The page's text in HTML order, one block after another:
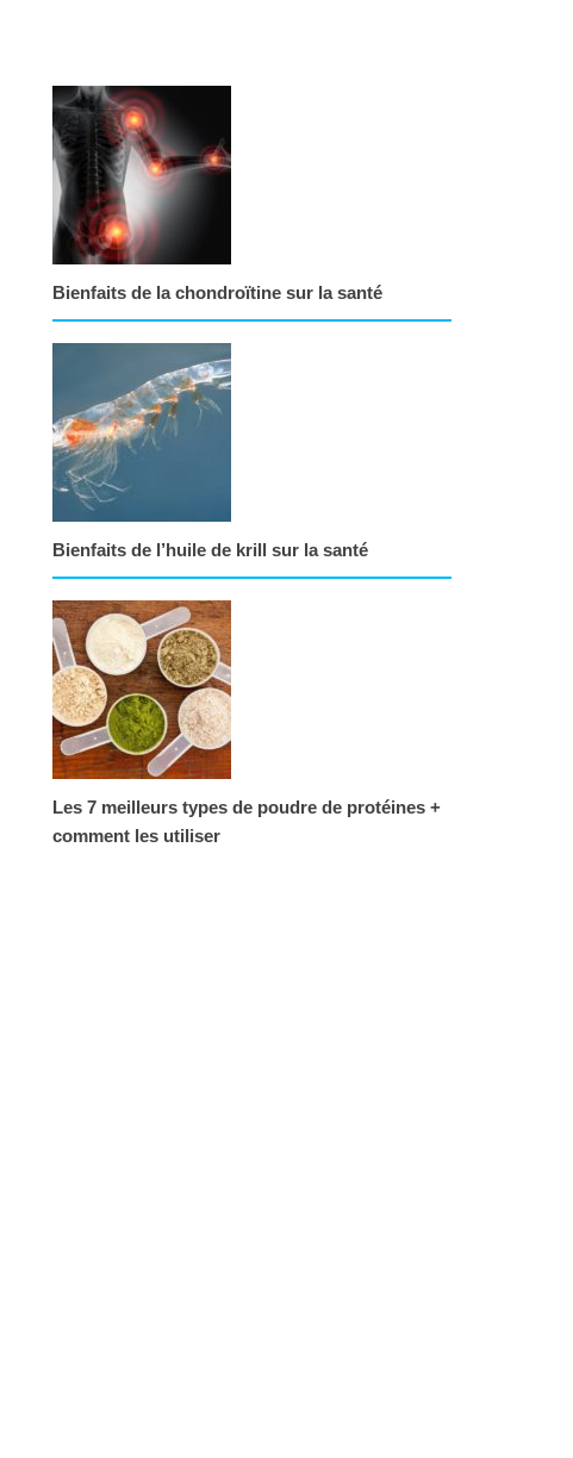
Bienfaits de la chondroïtine sur la santé
Bienfaits de l’huile de krill sur la santé
Les 7 meilleurs types de poudre de protéines +
comment les utiliser